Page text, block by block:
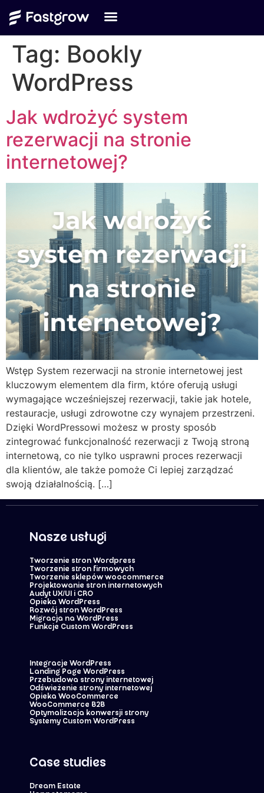
Tag: Bookly
WordPress
Jak wdrożyć system
rezerwacji na stronie
internetowej?
Wstęp System rezerwacji na stronie internetowej jest
kluczowym elementem dla firm, które oferują usługi
wymagające wcześniejszej rezerwacji, takie jak hotele,
restauracje, usługi zdrowotne czy wynajem przestrzeni.
Dzięki WordPressowi możesz w prosty sposób
zintegrować funkcjonalność rezerwacji z Twoją stroną
internetową, co nie tylko usprawni proces rezerwacji
dla klientów, ale także pomoże Ci lepiej zarządzać
swoją działalnością. […]
Nasze usługi
Tworzenie stron Wordpress
Tworzenie stron firmowych
Tworzenie sklepów woocommerce
Projektowanie stron internetowych
Audyt UX/UI i CRO
Opieka WordPress
Rozwój stron WordPress
Migracja na WordPress
Funkcje Custom WordPress
Integracje WordPress
Landing Page WordPress
Przebudowa strony internetowej
Odświeżenie strony internetowej
Opieka WooCommerce
WooCommerce B2B
Optymalizacja konwersji strony
Systemy Custom WordPress
Case studies
Dream Estate